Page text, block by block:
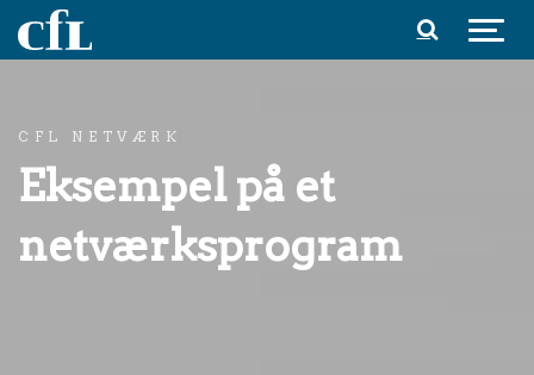
Spring til indhold
CFL NETVÆRK
Eksempel på et
netværksprogram